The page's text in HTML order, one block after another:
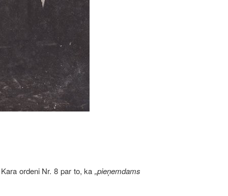
ordeni Nr. 8 par to, ka „pieņemdams